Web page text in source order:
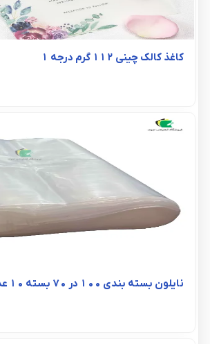
کاغذ کالک چینی 112 گرم درجه 1
نایلون بسته بندی 100 در 70 بسته 10 عددی